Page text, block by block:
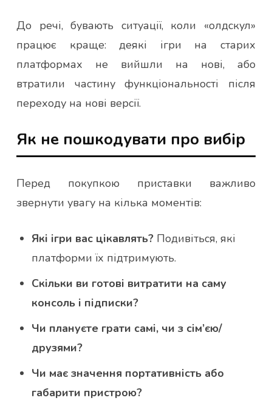
До речі, бувають ситуації, коли «олдскул»
працює краще: деякі ігри на старих
платформах не вийшли на нові, або
втратили частину функціональності після
переходу на нові версії.
Як не пошкодувати про вибір
Перед покупкою приставки важливо
звернути увагу на кілька моментів:
Які ігри вас цікавлять? Подивіться, які
платформи їх підтримують.
Скільки ви готові витратити на саму
консоль і підписки?
Чи плануєте грати самі, чи з сім’єю/
друзями?
Чи має значення портативність або
габарити пристрою?